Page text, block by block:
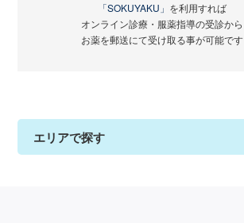
「SOKUYAKU」 を利用すれば
オンライン診療・服薬指導の受診から
お薬を郵送にて受け取る事が可能です
エリアで探す